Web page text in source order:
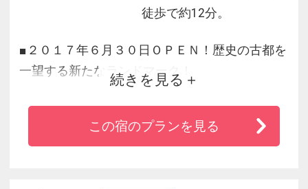
徒歩で約12分。
■２０１７年６月３０日ＯＰＥＮ！歴史の古都を
一望する新たなランドマーク！
■ＪＲ奈良駅（西口）より徒歩１分
■全室、トイレ・浴室は完全セパレートタイプ
■古都奈良の豊かな世界遺産と四季折々の風物詩
続きを見る
この宿のプランを見る